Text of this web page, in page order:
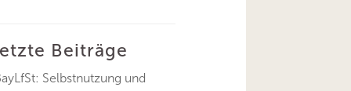
Beiträge
Selbstnutzung und